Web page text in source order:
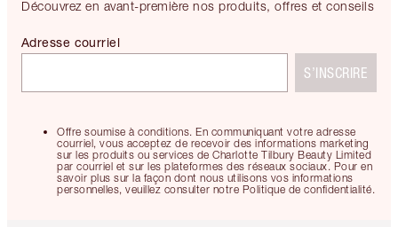
Découvrez en avant-première nos produits, offres et conseils
Offre soumise à conditions. En communiquant votre adresse
courriel, vous acceptez de recevoir des informations marketing
sur les produits ou services de Charlotte Tilbury Beauty Limited
par courriel et sur les plateformes des réseaux sociaux. Pour en
savoir plus sur la façon dont nous utilisons vos informations
personnelles, veuillez consulter notre Politique de confidentialité.
Adresse courriel
S’INSCRIRE